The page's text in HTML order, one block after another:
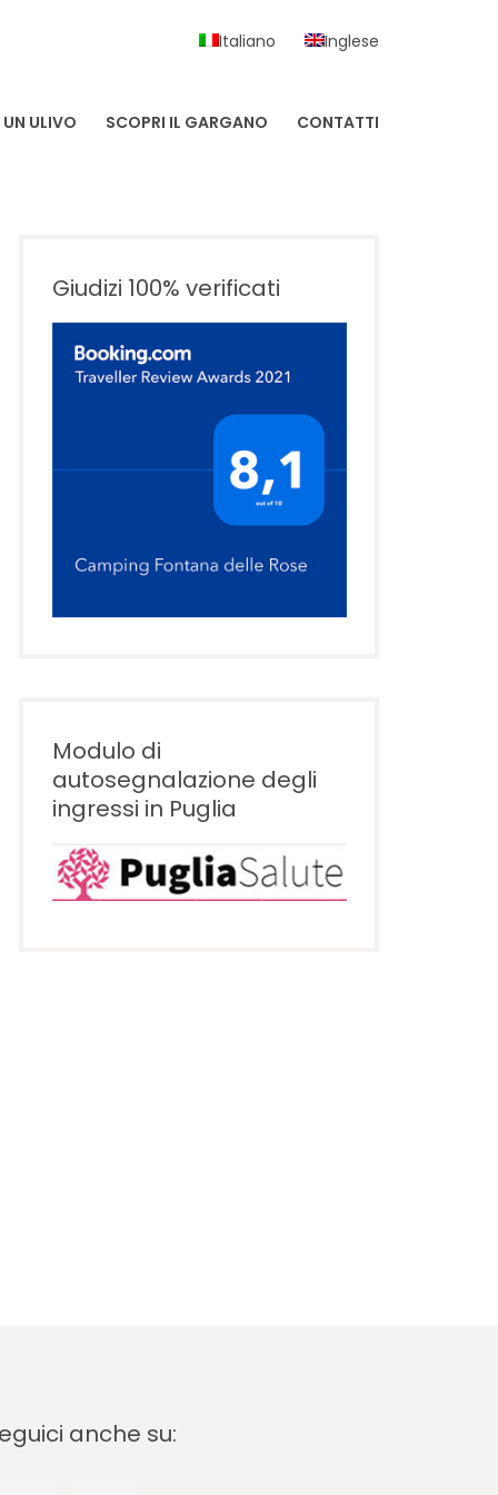
Italiano Inglese
ULIVO SCOPRI IL GARGANO CONTATTI
Giudizi 100% verificati
Modulo di
autosegnalazione degli
ingressi in Puglia
anche su: